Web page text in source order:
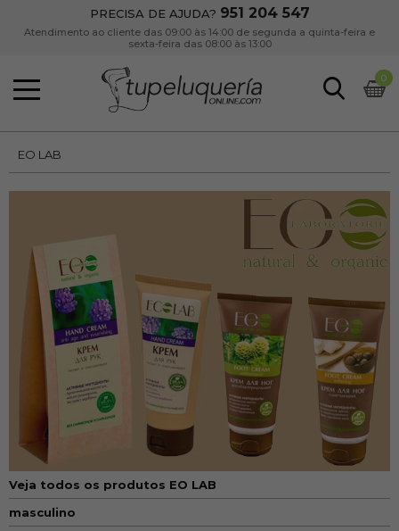
PRECISA DE AJUDA? 951 204 547
Atendimento ao cliente das 09:00 às 14:00 de segunda a quinta-feira e
sexta-feira das 08:00 às 13:00
0
EO LAB
Veja todos os produtos EO LAB
masculino